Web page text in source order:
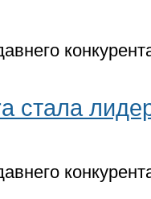
стала